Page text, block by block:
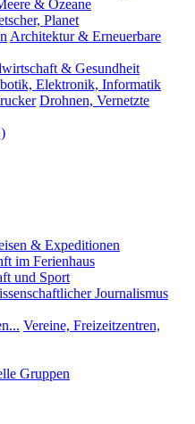
& Ozeane
Planet
Architektur & Erneuerbare
& Gesundheit
Elektronik, Informatik
Drohnen, Vernetzte
& Expeditionen
im Ferienhaus
und Sport
Journalismus
Vereine, Freizeitzentren,
Gruppen